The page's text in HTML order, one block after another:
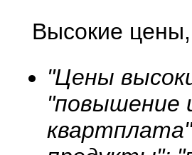
Высокие
"Цены
"повышение